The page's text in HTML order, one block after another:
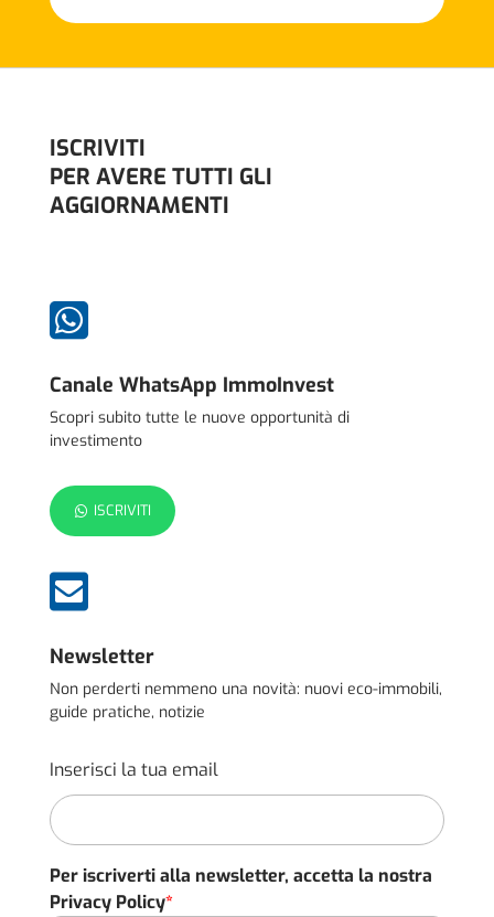
ISCRIVITI
PER AVERE TUTTI GLI
AGGIORNAMENTI

Canale WhatsApp ImmoInvest
Scopri subito tutte le nuove opportunità di
investimento
ISCRIVITI

Newsletter
Non perderti nemmeno una novità: nuovi eco-immobili,
guide pratiche, notizie
Inserisci la tua email
Per iscriverti alla newsletter, accetta la nostra
Privacy Policy*